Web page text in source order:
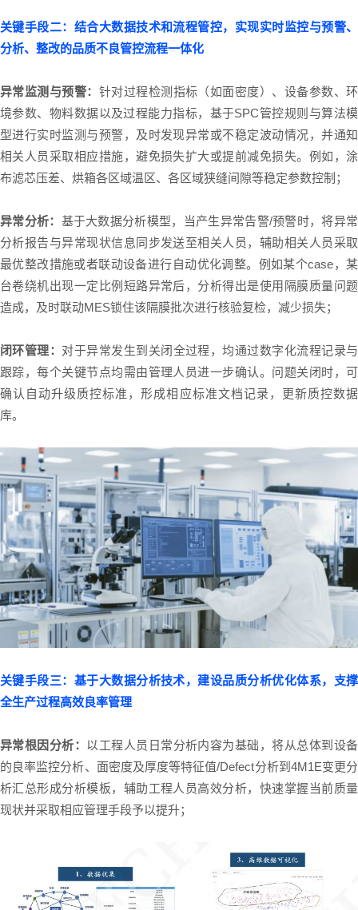
关键手段二：结合大数据技术和流程管控，实现实时监控与预警、
分析、整改的品质不良管控流程一体化
异常监测与预警： 针对过程检测指标（如面密度）、设备参数、环
境参数、物料数据以及过程能力指标，基于SPC管控规则与算法模
型进行实时监测与预警，及时发现异常或不稳定波动情况，并通知
相关人员采取相应措施，避免损失扩大或提前减免损失。例如，涂
布滤芯压差、烘箱各区域温区、各区域狭缝间隙等稳定参数控制；
异常分析： 基于大数据分析模型，当产生异常告警/预警时，将异常
分析报告与异常现状信息同步发送至相关人员，辅助相关人员采取
最优整改措施或者联动设备进行自动优化调整。例如某个case，某
台卷绕机出现一定比例短路异常后，分析得出是使用隔膜质量问题
造成，及时联动MES锁住该隔膜批次进行核验复检，减少损失；
闭环管理： 对于异常发生到关闭全过程，均通过数字化流程记录与
跟踪，每个关键节点均需由管理人员进一步确认。问题关闭时，可
确认自动升级质控标准，形成相应标准文档记录，更新质控数据
库。
关键手段三：基于大数据分析技术，建设品质分析优化体系，支撑
全生产过程高效良率管理
异常根因分析： 以工程人员日常分析内容为基础，将从总体到设备
的良率监控分析、面密度及厚度等特征值/Defect分析到4M1E变更分
析汇总形成分析模板，辅助工程人员高效分析，快速掌握当前质量
现状并采取相应管理手段予以提升；